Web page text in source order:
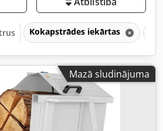
Kokapstrādes iekārtas
Mazā sludinājuma